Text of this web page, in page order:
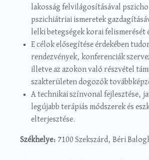
lakosság felvilágosításával
pszichiátriai ismeretek
lelki betegségek korai felismerését
E célok elősegítése érdekében
rendezvények, konferenciák
illetve az azokon való részvétel
szakterületen dogozók
A technikai színvonal fejlesztése,
legújabb terápiás módszerek és
elterjesztése.
Székhelye: 7100 Szekszárd, Béri